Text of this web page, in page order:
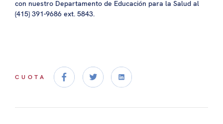
con nuestro Departamento de Educación para la Salud al
(415) 391-9686 ext. 5843.
CUOTA